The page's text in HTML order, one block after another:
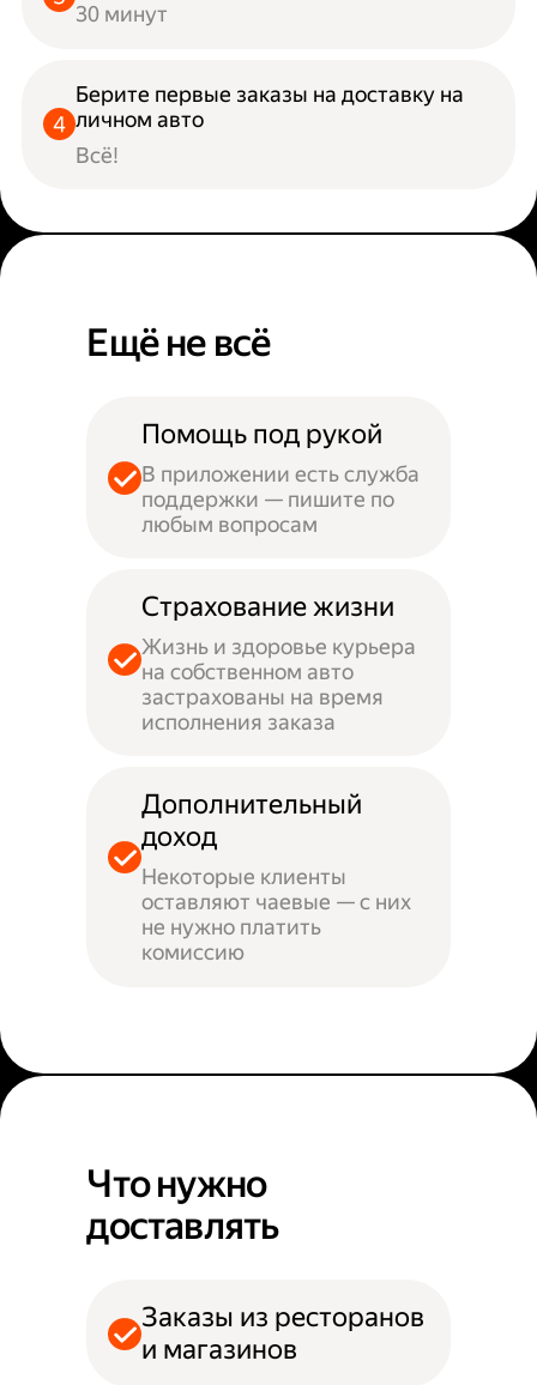
30 минут
Берите первые заказы на доставку на
личном авто
Всё!
Ещё не всё
Помощь под рукой
В приложении есть служба
поддержки — пишите по
любым вопросам
Страхование жизни
Жизнь и здоровье курьера
на собственном авто
застрахованы на время
исполнения заказа
Дополнительный
доход
Некоторые клиенты
оставляют чаевые — с них
не нужно платить
комиссию
Что нужно
доставлять
Заказы из ресторанов
и магазинов